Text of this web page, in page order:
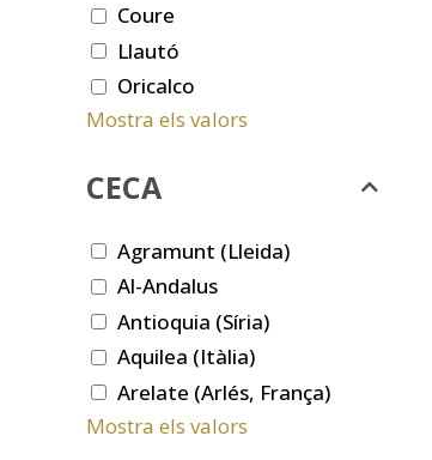
Coure
Llautó
Oricalco
Mostra els valors
CECA
Agramunt (Lleida)
Al-Andalus
Antioquia (Síria)
Aquilea (Itàlia)
Arelate (Arlés, França)
Mostra els valors